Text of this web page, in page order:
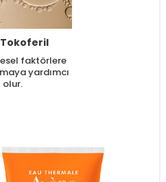
faktörlere
yardımcı
olur.